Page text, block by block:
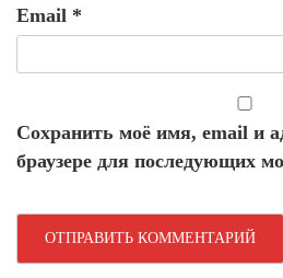
Email *
Сохранить моё имя, email и
браузере для последующих